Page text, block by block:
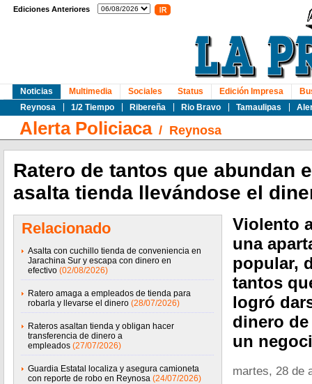
Ediciones Anteriores
Noticias
Reynosa
1/2 Tiempo Ribereña Rio Bravo Tamaulipas
Multimedia Sociales Status Edición Impresa
Alerta Policiaca/ Reynosa
Ratero de tantos que abundan
asalta tienda llevándose el
Relacionado
Asalta con cuchillo tienda de conveniencia en
Jarachina Sur y escapa con dinero en
efectivo (02/08/2026)
Ratero amaga a empleados de tienda para
robarla y llevarse el dinero (28/07/2026)
Rateros asaltan tienda y obligan hacer
transferencia de dinero a
empleados (27/07/2026)
Guardia Estatal localiza y asegura camioneta
con reporte de robo en Reynosa (24/07/2026)
Violento
una
popular,
tantos
logró
dinero
un
martes, 28 de